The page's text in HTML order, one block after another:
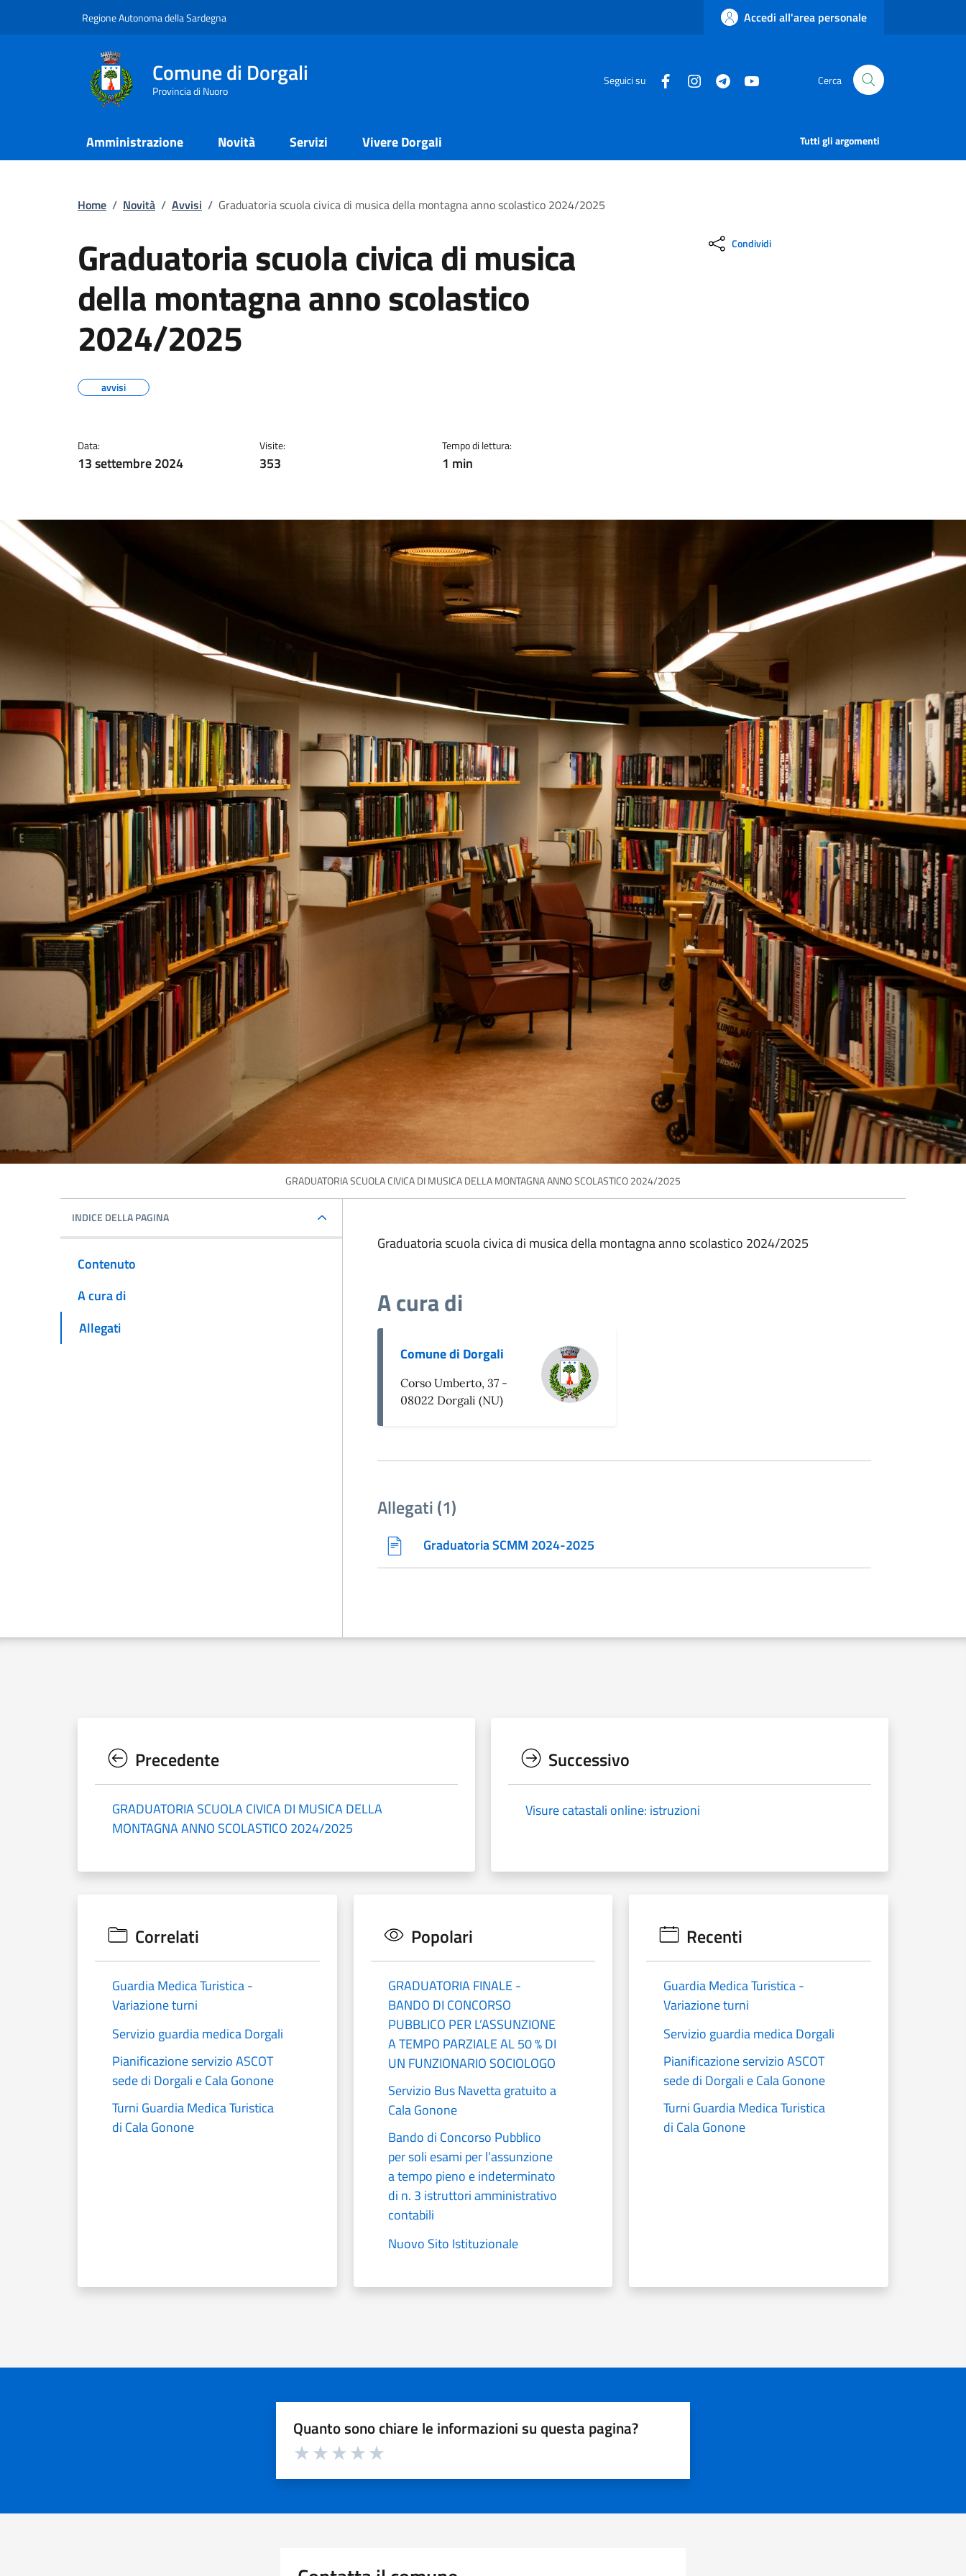
Regione Autonoma della Sardegna Accedi all'area personale
Comune di Dorgali
Provincia di Nuoro
Seguici su Cerca
Amministrazione Novità Servizi Vivere Dorgali Tutti gli argomenti
Home / Novità / Avvisi / Graduatoria scuola civica di musica della montagna anno scolastico 2024/2025
Graduatoria scuola civica di musica
della montagna anno scolastico
2024/2025
avvisi
Data:
13 settembre 2024
Visite:
353
Tempo di lettura:
1 min
Condividi
GRADUATORIA SCUOLA CIVICA DI MUSICA DELLA MONTAGNA ANNO SCOLASTICO 2024/2025
INDICE DELLA PAGINA
Contenuto
A cura di
Allegati
Graduatoria scuola civica di musica della montagna anno scolastico 2024/2025
A cura di
Comune di Dorgali
Corso Umberto, 37 -
08022 Dorgali (NU)
Allegati (1)
Graduatoria SCMM 2024-2025
Precedente
GRADUATORIA SCUOLA CIVICA DI MUSICA DELLA
MONTAGNA ANNO SCOLASTICO 2024/2025
Successivo
Visure catastali online: istruzioni
Correlati
Guardia Medica Turistica -
Variazione turni
Servizio guardia medica Dorgali
Pianificazione servizio ASCOT
sede di Dorgali e Cala Gonone
Turni Guardia Medica Turistica
di Cala Gonone
Popolari
GRADUATORIA FINALE -
BANDO DI CONCORSO
PUBBLICO PER L’ASSUNZIONE
A TEMPO PARZIALE AL 50 % DI
UN FUNZIONARIO SOCIOLOGO
Servizio Bus Navetta gratuito a
Cala Gonone
Bando di Concorso Pubblico
per soli esami per l’assunzione
a tempo pieno e indeterminato
di n. 3 istruttori amministrativo
contabili
Nuovo Sito Istituzionale
Recenti
Guardia Medica Turistica -
Variazione turni
Servizio guardia medica Dorgali
Pianificazione servizio ASCOT
sede di Dorgali e Cala Gonone
Turni Guardia Medica Turistica
di Cala Gonone
Quanto sono chiare le informazioni su questa pagina?
Valuta da 1 a 5 stelle la pagina